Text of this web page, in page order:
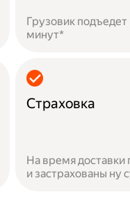
Грузовик
минут*
Страховка
На время доставки
и застрахованы ну